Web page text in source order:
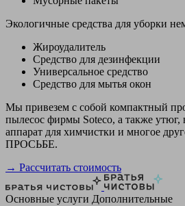
Экологичные средства для уборки
Жироудалитель
Средство для дезинфекции
Универсальное средство
Средство для мытья окон
Мы привезем с собой компактный
пылесос фирмы Soteco, а также утюг,
аппарат для химчистки и многое
ПРОСЬБЕ.
→ Рассчитать стоимость
Основные услуги Дополнительные